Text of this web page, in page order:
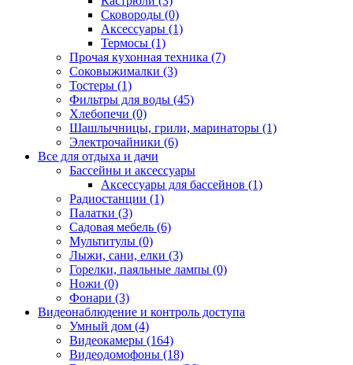
Сковороды (0)
Аксессуары (1)
Термосы (1)
Прочая кухонная техника (7)
Соковыжималки (3)
Тостеры (1)
Фильтры для воды (45)
Хлебопечи (0)
Шашлычницы, грили, маринаторы (1)
Электрочайники (6)
Все для отдыха и дачи
Бассейны и аксессуары
Аксессуары для бассейнов (1)
Радиостанции (1)
Палатки (3)
Садовая мебель (6)
Мультитулы (0)
Лыжи, сани, елки (3)
Горелки, паяльные лампы (0)
Ножи (0)
Фонари (3)
Видеонаблюдение и контроль доступа
Умный дом (4)
Видеокамеры (164)
Видеодомофоны (18)